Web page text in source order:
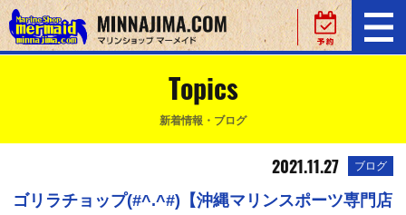
Topics
新着情報・ブログ
2021.11.27 ブログ
ゴリラチョップ(#^.^#)【沖縄マリンスポーツ専門店